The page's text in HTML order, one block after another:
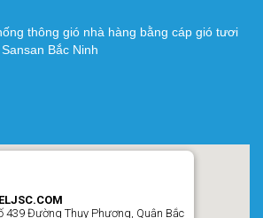
thông gió nhà hàng bằng cáp gió tươi
Bắc Ninh
439 Đường Thụy Phương, Quận Bắc